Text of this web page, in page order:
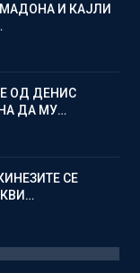
И КАЈЛИ
ОД ДЕНИС
ДА МУ…
СЕ